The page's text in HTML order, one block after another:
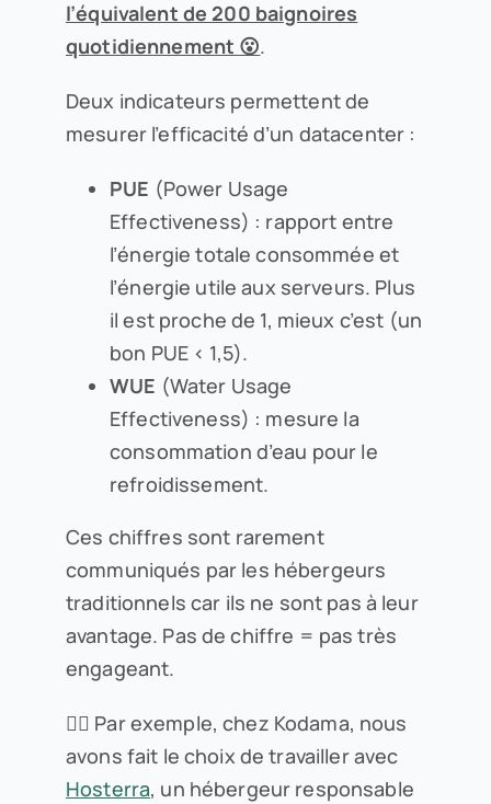
l’équivalent de 200 baignoires
quotidiennement 😮.
Deux indicateurs permettent de
mesurer l’efficacité d’un datacenter :
PUE (Power Usage
Effectiveness) : rapport entre
l’énergie totale consommée et
l’énergie utile aux serveurs. Plus
il est proche de 1, mieux c’est (un
bon PUE < 1,5).
WUE (Water Usage
Effectiveness) : mesure la
consommation d’eau pour le
refroidissement.
Ces chiffres sont rarement
communiqués par les hébergeurs
traditionnels car ils ne sont pas à leur
avantage. Pas de chiffre = pas très
engageant.
👉🏻 Par exemple, chez Kodama, nous
avons fait le choix de travailler avec
Hosterra, un hébergeur responsable